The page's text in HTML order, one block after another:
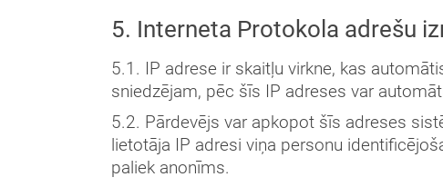
5. Interneta Protokola adrešu
5.1. IP adrese ir skaitļu virkne, kas
sniedzējam, pēc šīs IP adreses var
5.2. Pārdevējs var apkopot šīs adreses
lietotāja IP adresi viņa personu
paliek anonīms.